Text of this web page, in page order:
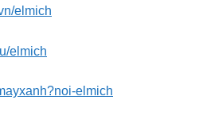
elmich
elmich
elmich